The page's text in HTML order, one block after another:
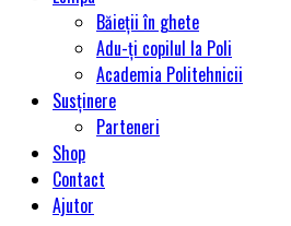
Băieții în ghete
Adu-ți copilul la Poli
Academia Politehnicii
Susținere
Parteneri
Shop
Contact
Ajutor